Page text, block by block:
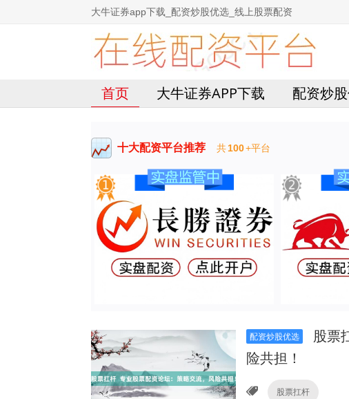
大牛证券app下载_配资炒股优选_线上股票配资
首页 大牛证券APP下载 配资炒
十大配资平台推荐 共100+平台
配资炒股优选
股票
险共担！
股票扛杆